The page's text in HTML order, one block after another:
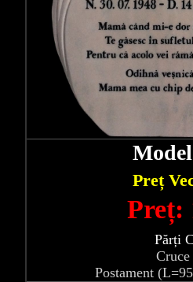
Preț
Preț:
Părți
Postament